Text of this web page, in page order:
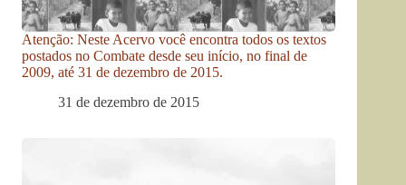
Atenção: Neste Acervo você encontra todos os textos
postados no Combate desde seu início, no final de
2009, até 31 de dezembro de 2015.
31 de dezembro de 2015